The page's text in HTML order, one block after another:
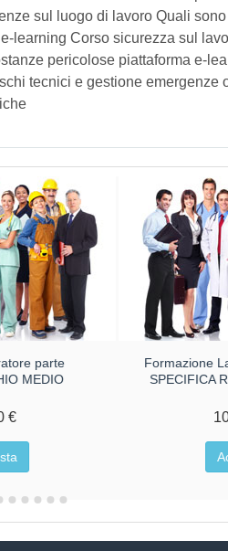
sul luogo di lavoro Quali
learning Corso sicurezza sul
pericolose piattaforma e-
tecnici e gestione emergenze
parte
MEDIO
€
Formazione
SPECIFICA